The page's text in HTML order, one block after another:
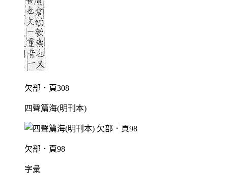
欠部．頁308
四聲篇海(明刊本)
欠部．頁98
字彙